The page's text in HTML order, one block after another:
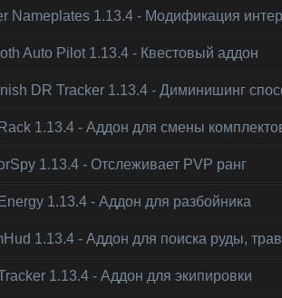
Nameplates 1.13.4 - Модификация
Auto Pilot 1.13.4 - Квестовый аддон
DR Tracker 1.13.4 - Диминишинг
1.13.4 - Аддон для смены
1.13.4 - Отслеживает PVP ранг
1.13.4 - Аддон для разбойника
1.13.4 - Аддон для поиска руды,
1.13.4 - Аддон для экипировки